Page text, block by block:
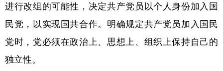
进行改组的可能性，决定共产党员以个人身份加入国
民党，以实现国共合作。明确规定共产党员加入国民
党时，党必须在政治上、思想上、组织上保持自己的
独立性。